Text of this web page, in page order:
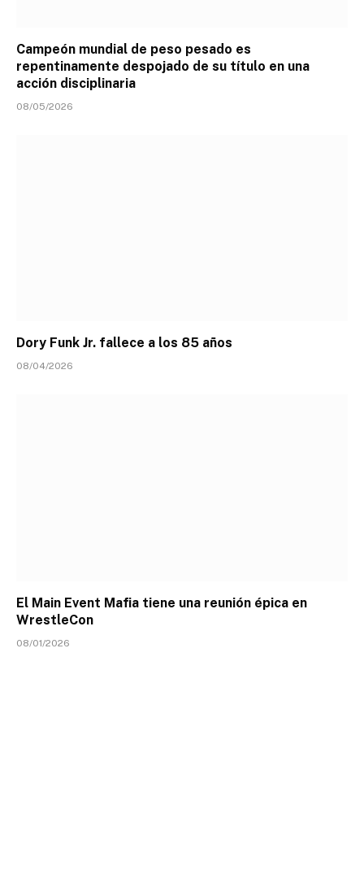
Campeón mundial de peso pesado es
repentinamente despojado de su título en una
acción disciplinaria
08/05/2026
Dory Funk Jr. fallece a los 85 años
08/04/2026
El Main Event Mafia tiene una reunión épica en
WrestleCon
08/01/2026